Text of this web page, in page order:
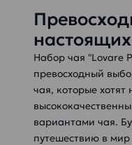
Набор чая "Lovare
превосходный
чая, которые хотят
вариантами чая.
путешествию в